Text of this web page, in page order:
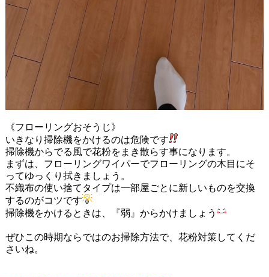
《フローリングおそうじ》
いきなり掃除機をかけるのは危険です
掃除機からでる風で花粉をまき散らす事になります。
まずは、フローリングワイパーでフローリングの木目にそ
ってゆっくり拭きましょう。
不織布の使い捨てタイプは一部屋ごとに新しいものを交換
するのがコツです
掃除機をかけるときは、『弱』からかけましょう
ぜひこの時期ならではのお掃除方法で、花粉対策してくだ
さいね。